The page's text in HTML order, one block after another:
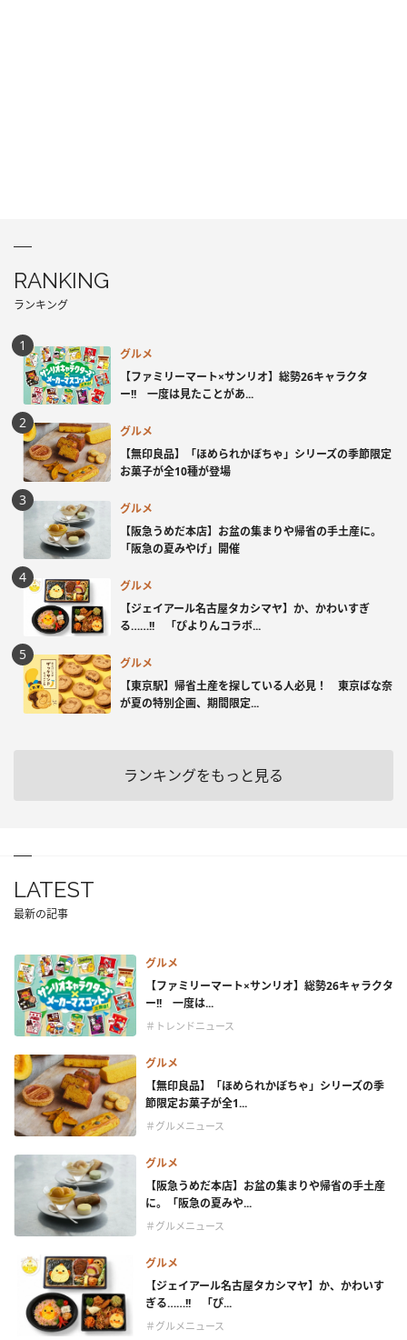
RANKING
ランキング
グルメ
【ファミリーマート×サンリオ】総勢26キャラクタ
ー!! 一度は見たことがあ...
グルメ
【無印良品】「ほめられかぼちゃ」シリーズの季節限定
お菓子が全10種が登場
グルメ
【阪急うめだ本店】お盆の集まりや帰省の手土産に。
「阪急の夏みやげ」開催
グルメ
【ジェイアール名古屋タカシマヤ】か、かわいすぎ
る……!! 「ぴよりんコラボ...
グルメ
【東京駅】帰省土産を探している人必見！ 東京ばな奈
が夏の特別企画、期間限定...
ランキングをもっと見る
LATEST
最新の記事
グルメ
【ファミリーマート×サンリオ】総勢26キャラクタ
ー!! 一度は...
＃トレンドニュース
グルメ
【無印良品】「ほめられかぼちゃ」シリーズの季
節限定お菓子が全1...
＃グルメニュース
グルメ
【阪急うめだ本店】お盆の集まりや帰省の手土産
に。「阪急の夏みや...
＃グルメニュース
グルメ
【ジェイアール名古屋タカシマヤ】か、かわいす
ぎる……!! 「ぴ...
＃グルメニュース